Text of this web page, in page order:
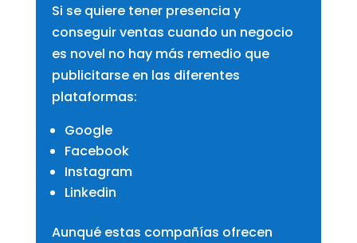
Si se quiere tener presencia y
conseguir ventas cuando un negocio
es novel no hay más remedio que
publicitarse en las diferentes
plataformas:
Google
Facebook
Instagram
Linkedin
Aunqué estas compañías ofrecen